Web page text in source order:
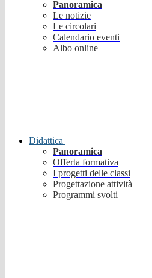
Panoramica
Le notizie
Le circolari
Calendario eventi
Albo online
Didattica
Panoramica
Offerta formativa
I progetti delle classi
Progettazione attività
Programmi svolti